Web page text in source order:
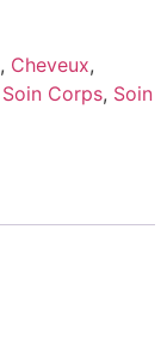
, Cheveux,
Soin Corps, Soin